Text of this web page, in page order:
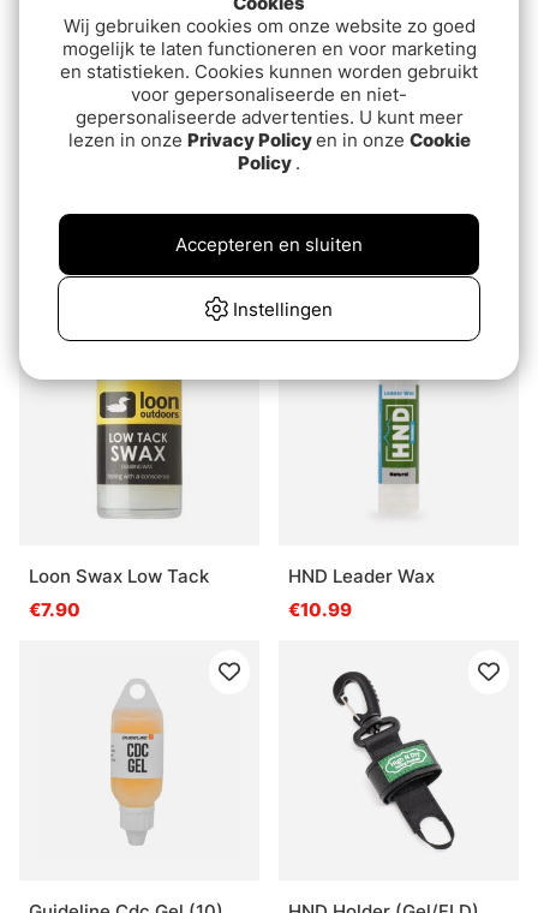
Guideline Paste Floatant
HND Liquid Flotant Drops
15ml (20)
€9.49
Loon Swax Low Tack
€7.90
HND Leader Wax
€10.99
Wij gebruiken cookies om onze website zo goed
mogelijk te laten functioneren en voor marketing
en statistieken. Cookies kunnen worden gebruikt
voor gepersonaliseerde en niet-
gepersonaliseerde advertenties. U kunt meer
lezen in onze Privacy Policyen in onze Cookie
Policy .
Instellingen
Accepteren en sluiten